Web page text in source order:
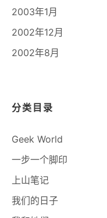
2003年1月
2002年12月
2002年8月
分类目录
Geek World
一步一个脚印
上山笔记
我们的日子